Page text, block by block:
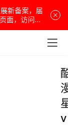
新备案，届
面，访问网
v